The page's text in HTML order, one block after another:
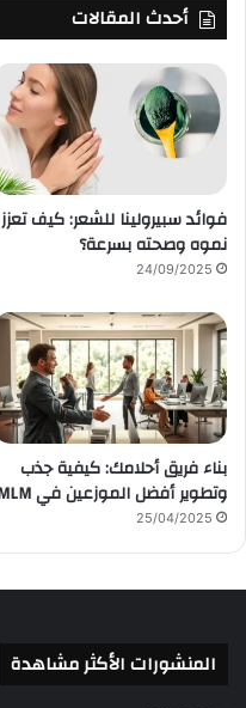
أحدث المقالات
فوائد سبيرولينا للشعر: كيف تعزز
نموه وصحته بسرعة؟
24/09/2025
بناء فريق أحلامك: كيفية جذب
وتطوير أفضل الموزعين في MLM
25/04/2025
المنشورات الأكثر مشاهدة